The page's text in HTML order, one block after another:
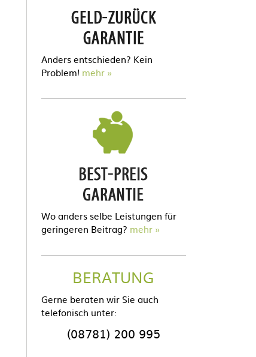
Anders entschieden? Kein
Problem! mehr
Wo anders selbe Leistungen für
geringeren Beitrag? mehr
BERATUNG
Gerne beraten wir Sie auch
telefonisch unter:
(08781) 200 995